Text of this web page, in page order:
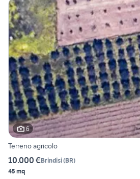
6
Terreno agricolo
10.000 €Brindisi(BR)
45 mq